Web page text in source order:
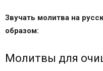
Звучать молитва на
образом:
Молитвы для